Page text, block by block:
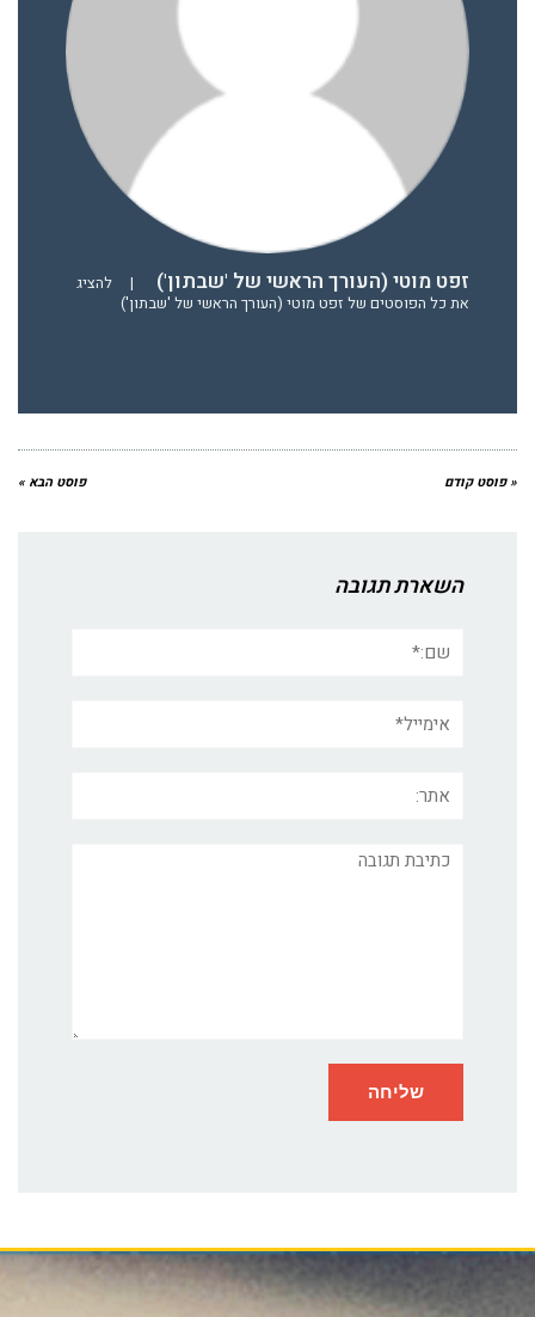
זפט מוטי (העורך הראשי של 'שבתון') |
להציג
את כל הפוסטים של זפט מוטי (העורך הראשי של 'שבתון')
« פוסט קודם פוסט הבא »
השארת תגובה
תגובה